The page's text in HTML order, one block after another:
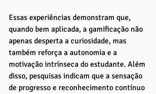
Essas experiências demonstram que,
quando bem aplicada, a gamificação não
apenas desperta a curiosidade, mas
também reforça a autonomia e a
motivação intrínseca do estudante. Além
disso, pesquisas indicam que a sensação
de progresso e reconhecimento contínuo